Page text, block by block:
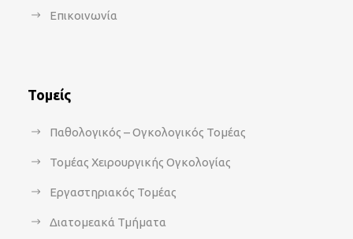
Επικοινωνία
Τομείς
Παθολογικός – Ογκολογικός Τομέας
Τομέας Χειρουργικής Ογκολογίας
Εργαστηριακός Τομέας
Διατομεακά Τμήματα